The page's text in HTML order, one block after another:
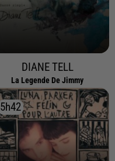
DIANE TELL
La Legende De Jimmy
5h42
5h42